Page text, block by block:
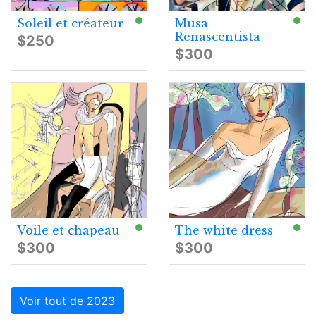
Soleil et créateur
$250
Musa
Renascentista
$300
Voile et chapeau
$300
The white dress
$300
Voir tout de 2023